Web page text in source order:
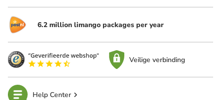
6.2 million limango packages per year
Veilige verbinding
Help Center